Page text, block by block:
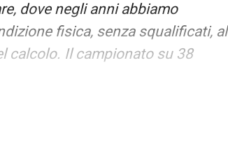
dove negli anni abbiamo
fisica, senza squalificati, al
calcolo. Il campionato su 38
il suo entourage. Stiamo